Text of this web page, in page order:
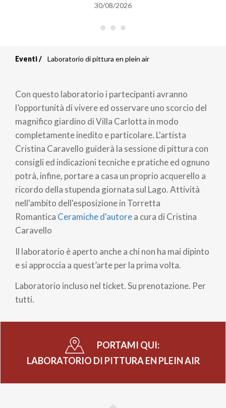
30/08/2026
di
pane
Eventi Laboratorio di pittura en plein air
Con questo laboratorio i partecipanti avranno
l’opportunità di vivere ed osservare uno scorcio del
magnifico giardino di Villa Carlotta in modo
completamente inedito e particolare. L'artista
Cristina Caravello guiderà la sessione di pittura con
consigli ed indicazioni tecniche e pratiche ed ognuno
potrà, infine, portare a casa un proprio acquerello a
ricordo della stupenda giornata sul Lago. Attività
nell'ambito dell'esposizione in Torretta
Romantica Ceramiche d'autorea cura di Cristina
Caravello
Il laboratorio è aperto anche a chi non ha mai dipinto
e si approccia a quest’arte per la prima volta.
Laboratorio incluso nel ticket. Su prenotazione. Per
tutti.
PORTAMI QUI:
LABORATORIO DI PITTURA EN PLEIN AIR